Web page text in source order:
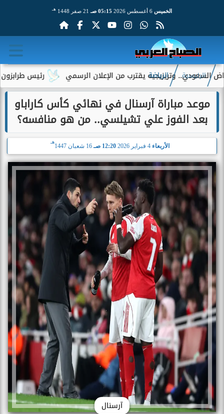
الخميس 05:15 صـ 21 صفر 1448 هـ
رئيس طرابزون سبور وتريزيجيه يقترب من الإعلان الرسمي
الرئيسية الرياضة
موعد مباراة آرسنال في نهائي كأس كاراباو
بعد الفوز علي تشيلسي.. من هو منافسه؟
الأربعاء 12:20 صـ 16 شعبان 1447
هـ
آرسنال